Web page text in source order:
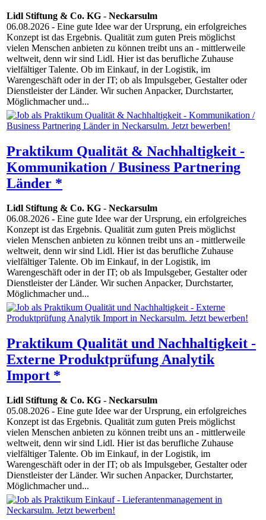
Lidl Stiftung & Co. KG - Neckarsulm
06.08.2026 - Eine gute Idee war der Ursprung, ein erfolgreiches
Konzept ist das Ergebnis. Qualität zum guten Preis möglichst
vielen Menschen anbieten zu können treibt uns an - mittlerweile
weltweit, denn wir sind Lidl. Hier ist das berufliche Zuhause
vielfältiger Talente. Ob im Einkauf, in der Logistik, im
Warengeschäft oder in der IT; ob als Impulsgeber, Gestalter oder
Dienstleister der Länder. Wir suchen Anpacker, Durchstarter,
Möglichmacher und...
Praktikum Qualität & Nachhaltigkeit -
Kommunikation / Business Partnering
Länder *
Lidl Stiftung & Co. KG - Neckarsulm
06.08.2026 - Eine gute Idee war der Ursprung, ein erfolgreiches
Konzept ist das Ergebnis. Qualität zum guten Preis möglichst
vielen Menschen anbieten zu können treibt uns an - mittlerweile
weltweit, denn wir sind Lidl. Hier ist das berufliche Zuhause
vielfältiger Talente. Ob im Einkauf, in der Logistik, im
Warengeschäft oder in der IT; ob als Impulsgeber, Gestalter oder
Dienstleister der Länder. Wir suchen Anpacker, Durchstarter,
Möglichmacher und...
Praktikum Qualität und Nachhaltigkeit -
Externe Produktprüfung Analytik
Import *
Lidl Stiftung & Co. KG - Neckarsulm
05.08.2026 - Eine gute Idee war der Ursprung, ein erfolgreiches
Konzept ist das Ergebnis. Qualität zum guten Preis möglichst
vielen Menschen anbieten zu können treibt uns an - mittlerweile
weltweit, denn wir sind Lidl. Hier ist das berufliche Zuhause
vielfältiger Talente. Ob im Einkauf, in der Logistik, im
Warengeschäft oder in der IT; ob als Impulsgeber, Gestalter oder
Dienstleister der Länder. Wir suchen Anpacker, Durchstarter,
Möglichmacher und...